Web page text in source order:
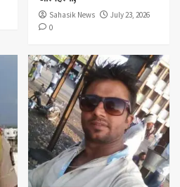
Sahasik News
July 23, 2026
0